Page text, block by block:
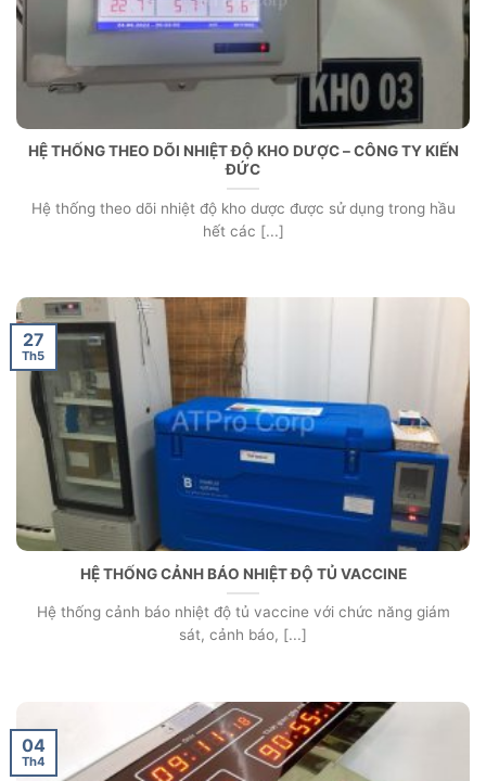
HỆ THỐNG THEO DÕI NHIỆT ĐỘ KHO DƯỢC – CÔNG TY KIẾN
ĐỨC
Hệ thống theo dõi nhiệt độ kho dược được sử dụng trong hầu
hết các [...]
HỆ THỐNG CẢNH BÁO NHIỆT ĐỘ TỦ VACCINE
Hệ thống cảnh báo nhiệt độ tủ vaccine với chức năng giám
sát, cảnh báo, [...]
27
Th5
04
Th4